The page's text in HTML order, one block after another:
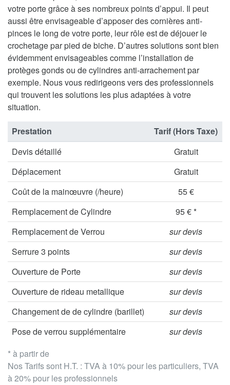
votre porte grâce à ses nombreux points d’appui. Il peut
aussi être envisageable d’apposer des cornières anti-
pinces le long de votre porte, leur rôle est de déjouer le
crochetage par pied de biche. D’autres solutions sont bien
évidemment envisageables comme l’installation de
protèges gonds ou de cylindres anti-arrachement par
exemple. Nous vous redirigeons vers des professionnels
qui trouvent les solutions les plus adaptées à votre
situation.
* à partir de
Nos Tarifs sont H.T. : TVA à 10% pour les particuliers, TVA
à 20% pour les professionnels
Prestation
Tarif (Hors Taxe)
Devis détaillé
Gratuit
Déplacement
Gratuit
Coût de la mainœuvre (/heure)
55 €
Remplacement de Cylindre
95 € *
Remplacement de Verrou
sur devis
Serrure 3 points
sur devis
Ouverture de Porte
sur devis
Ouverture de rideau metallique
sur devis
Changement de de cylindre (barillet)
sur devis
Pose de verrou supplémentaire
sur devis